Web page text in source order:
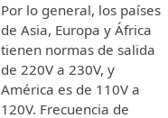
Por lo general, los países
de Asia, Europa y África
tienen normas de salida
de 220V a 230V, y
América es de 110V a
120V. Frecuencia de